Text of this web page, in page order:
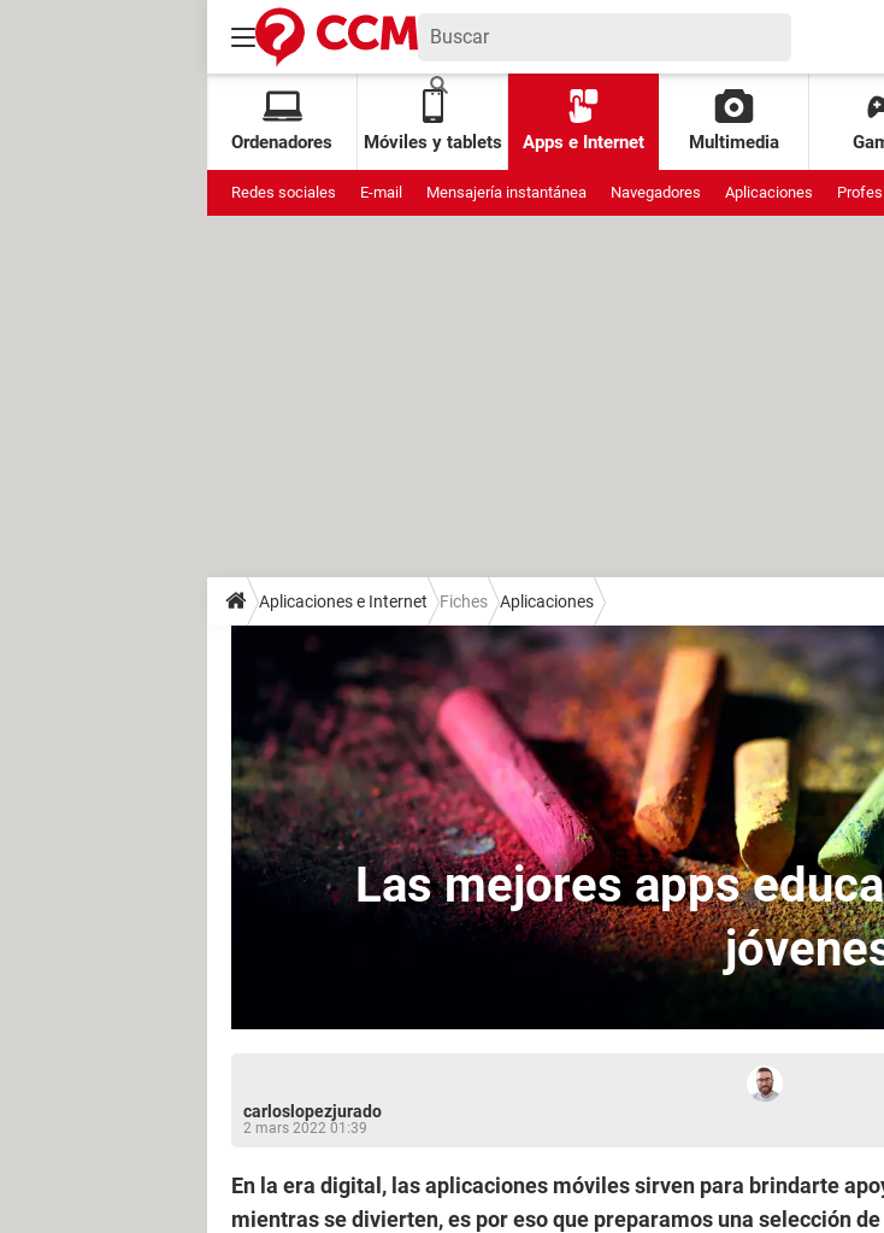
Ordenadores Móviles y tablets Apps e Internet Multimedia
Redes sociales E-mail Mensajería instantánea Navegadores Aplicaciones
Aplicaciones e Internet Fiches Aplicaciones
Las mejores apps
carloslopezjurado
2 mars 2022 01:39
En la era digital, las aplicaciones móviles sirven para brindarte
mientras se divierten, es por eso que preparamos una selección